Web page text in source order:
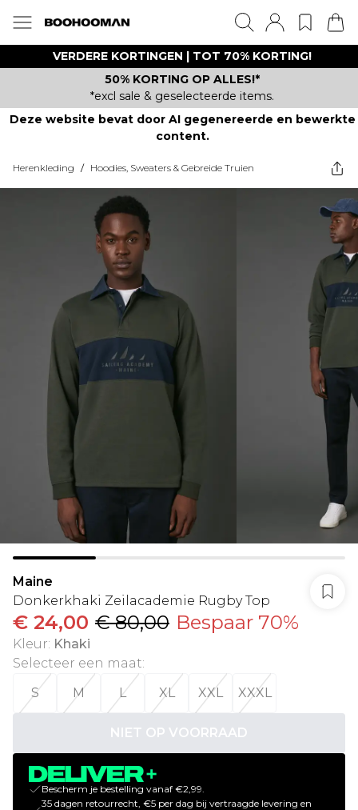
VERDERE KORTINGEN | TOT 70% KORTING!
50% KORTING OP ALLES!*
*excl sale & geselecteerde items.
Deze website bevat door AI gegenereerde en bewerkte
content.
Herenkleding / Hoodies, Sweaters & Gebreide Truien
Maine
Donkerkhaki Zeilacademie Rugby Top
€ 24,00 € 80,00 Bespaar 70%
Kleur: Khaki
Selecteer een maat:
S
M L XL XXL XXXL
NIET OP VOORRAAD
Bescherm je bestelling vanaf €2,99.
35 dagen retourrecht, €5 per dag bij vertraagde levering en